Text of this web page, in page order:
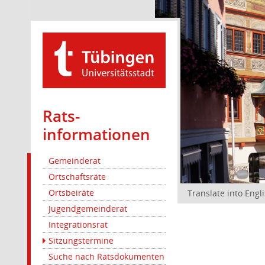
Rats­
informationen
Gemeinderat
Ortschaftsräte
Ortsbeiräte
Jugendgemeinderat
Integrationsrat
Sitzungstermine
Suche nach Ratsdokumenten
Translate into